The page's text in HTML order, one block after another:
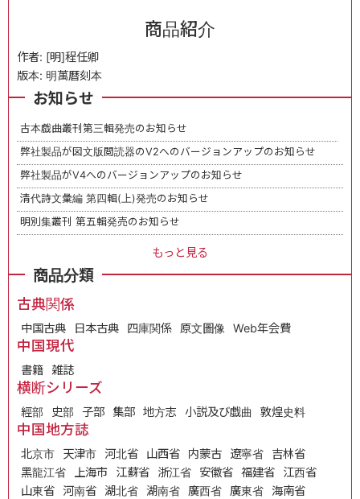
商品紹介
作者: [明]程任卿
版本: 明萬曆刻本
お知らせ
古本戯曲叢刊第三輯発売のお知らせ
弊社製品が図文版閲読器のV2へのバージョンアップのお知らせ
弊社製品がV4へのバージョンアップのお知らせ
清代詩文彙編 第四輯(上)発売のお知らせ
明別集叢刊 第五輯発売のお知らせ
もっと見る
商品分類
古典関係
中国古典 日本古典 四庫関係 原文圖像 Web年会費
中国現代
書籍 雑誌
横断シリーズ
經部 史部 子部 集部 地方志 小説及び戯曲 敦煌史料
中国地方誌
北京市 天津市 河北省 山西省 内蒙古 遼寧省
吉林省
黑龍江省
上海市 江蘇省 浙江省 安徽省 福建省
江西省
山東省 河南省 湖北省 湖南省 廣西省 廣東省 海南省